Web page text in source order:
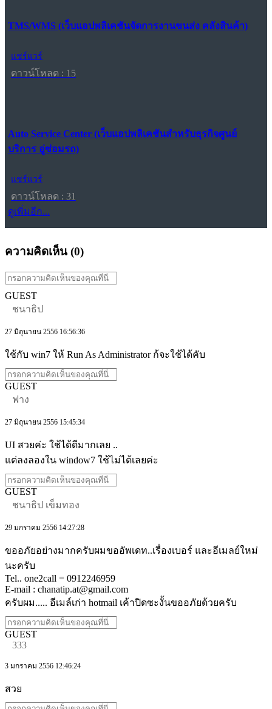
TMS/WMS (เว็บแอปพลิเคชันจัดการงานขนส่ง คลังสินค้า)
แชร์แวร์
ดาวน์โหลด : 15
Auto Service Center (เว็บแอปพลิเคชันสำหรับธุรกิจศูนย์
บริการ อู่ซ่อมรถ)
แชร์แวร์
ดาวน์โหลด : 31
ดูเพิ่มอีก...
ความคิดเห็น (0)
GUEST
ชนาธิป
27 มิถุนายน 2556 16:56:36
ใช้กับ win7 ให้ Run As Administrator ก้จะใช้ได้คับ
GUEST
ฟาง
27 มิถุนายน 2556 15:45:34
UI สวยค่ะ ใช้ได้ดีมากเลย ..
แต่ลงลองใน window7 ใช้ไม่ได้เลยค่ะ
GUEST
ชนาธิป เข็มทอง
29 มกราคม 2556 14:27:28
ขออภัยอย่างมากครับผมขออัพเดท..เรื่องเบอร์ และอีเมลย์ใหม่
นะครับ
Tel.. one2call = 0912246959
E-mail : chanatip.at@gmail.com
ครับผม..... อีเมล์เก่า hotmail เค้าปิดซะงั้นขออภัยด้วยครับ
GUEST
333
3 มกราคม 2556 12:46:24
สวย